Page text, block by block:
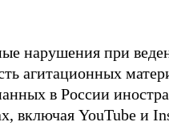
нарушения при
агитационных
в России
включая YouTube и